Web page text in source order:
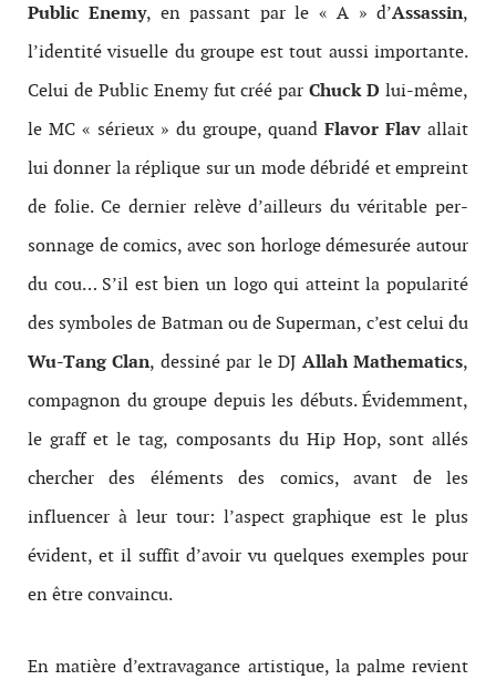
Pub­lic Enemy, en pas­sant par le « A » d’Assassin,
l’identité visuelle du groupe est tout aussi impor­tante.
Celui de Pub­lic Enemy fut créé parChuck D lui-​même,
le MC « sérieux » du groupe, quand Fla­vor Flav allait
lui don­ner la réplique sur un mode débridé et empreint
de folie. Ce dernier relève d’ailleurs du véri­ta­ble per­
son­nage de comics, avec son hor­loge démesurée autour
du cou… S’il est bien un logo qui atteint la pop­u­lar­ité
des sym­boles de Bat­man ou de Super­man, c’est celui du
Wu-​Tang Clan, dess­iné par le DJ Allah Math­e­mat­ics,
com­pagnon du groupe depuis les débuts. Évidemment,
le graff et le tag, composants du Hip Hop, sont allés
chercher des éléments des comics, avant de les
influencer à leur tour: l’aspect graphique est le plus
évident, et il suffit d’avoir vu quelques exemples pour
en être convaincu.
En matière d’extravagance artistique, la palme revient